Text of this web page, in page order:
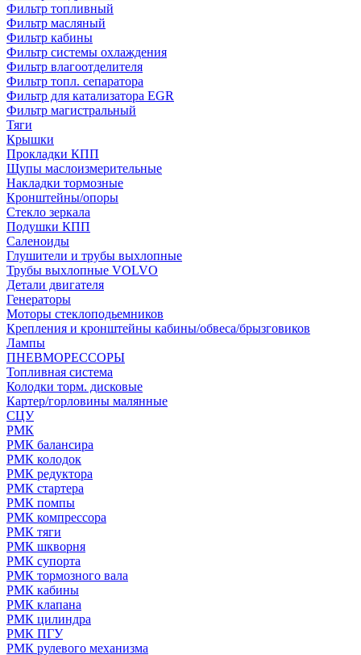
Фильтр топливный
Фильтр масляный
Фильтр кабины
Фильтр системы охлаждения
Фильтр влагоотделителя
Фильтр топл. сепаратора
Фильтр для катализатора EGR
Фильтр магистральный
Тяги
Крышки
Прокладки КПП
Щупы маслоизмерительные
Накладки тормозные
Кронштейны/опоры
Стекло зеркала
Подушки КПП
Саленоиды
Глушители и трубы выхлопные
Трубы выхлопные VOLVO
Детали двигателя
Генераторы
Моторы стеклоподьемников
Крепления и кронштейны кабины/обвеса/брызговиков
Лампы
ПНЕВМОРЕССОРЫ
Топливная система
Колодки торм. дисковые
Картер/горловины малянные
СЦУ
РМК
РМК балансира
РМК колодок
РМК редуктора
РМК стартера
РМК помпы
РМК компрессора
РМК тяги
РМК шкворня
РМК супорта
РМК тормозного вала
РМК кабины
РМК клапана
РМК цилиндра
РМК ПГУ
РМК рулевого механизма